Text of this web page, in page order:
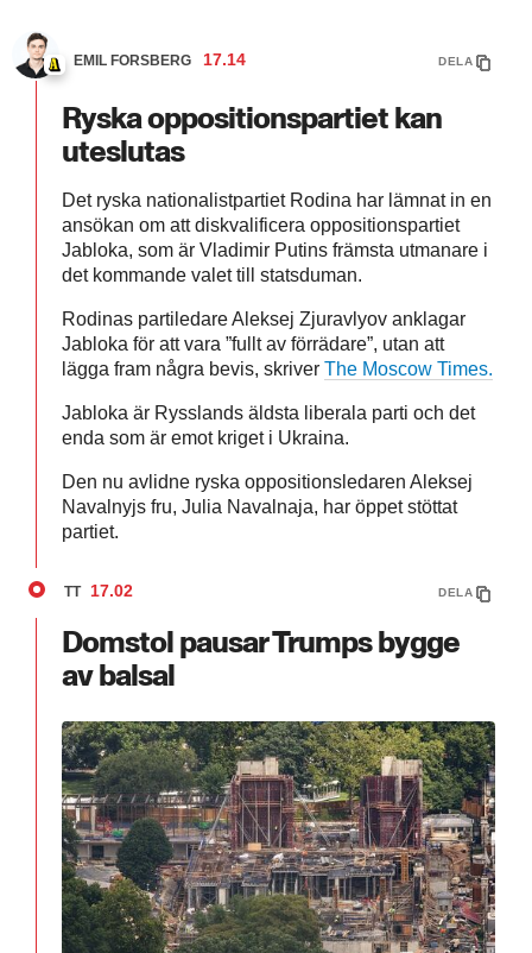
EMIL FORSBERG 17.14 DELA
Ryska oppositionspartiet kan
uteslutas
Det ryska nationalistpartiet Rodina har lämnat in en
ansökan om att diskvalificera oppositionspartiet
Jabloka, som är Vladimir Putins främsta utmanare i
det kommande valet till statsduman.
Rodinas partiledare Aleksej Zjuravlyov anklagar
Jabloka för att vara ”fullt av förrädare”, utan att
lägga fram några bevis, skriver The Moscow Times.
Jabloka är Rysslands äldsta liberala parti och det
enda som är emot kriget i Ukraina.
Den nu avlidne ryska oppositionsledaren Aleksej
Navalnyjs fru, Julia Navalnaja, har öppet stöttat
partiet.
TT 17.02 DELA
Domstol pausar Trumps bygge
av balsal